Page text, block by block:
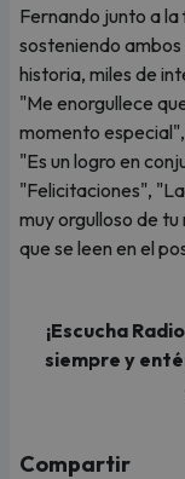
Fernando junto a
sosteniendo
historia, miles de
"Me enorgullece
momento
"Es un logro en
"Felicitaciones",
muy orgulloso de
que se leen en el
¡Escucha
siempre y
Compartir